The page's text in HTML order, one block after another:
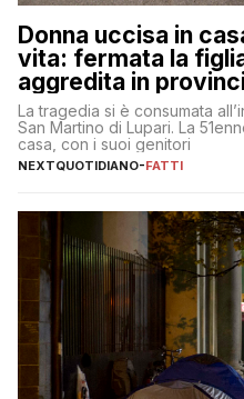
Donna uccisa in
vita: fermata la
aggredita in
La tragedia si è consumata
San Martino di Lupari. La
casa, con i suoi genitori
NEXTQUOTIDIANO-FATTI